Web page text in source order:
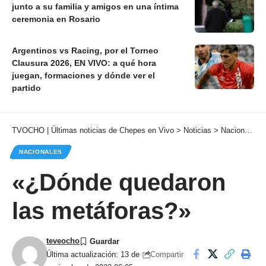
junto a su familia y amigos en una íntima
ceremonia en Rosario
Argentinos vs Racing, por el Torneo
Clausura 2026, EN VIVO: a qué hora
juegan, formaciones y dónde ver el
partido
TVOCHO | Últimas noticias de Chepes en Vivo > Noticias > Nacionales
NACIONALES
«¿Dónde quedaron
las metáforas?»
Última actualización: 13 de
teveocho
Compartir